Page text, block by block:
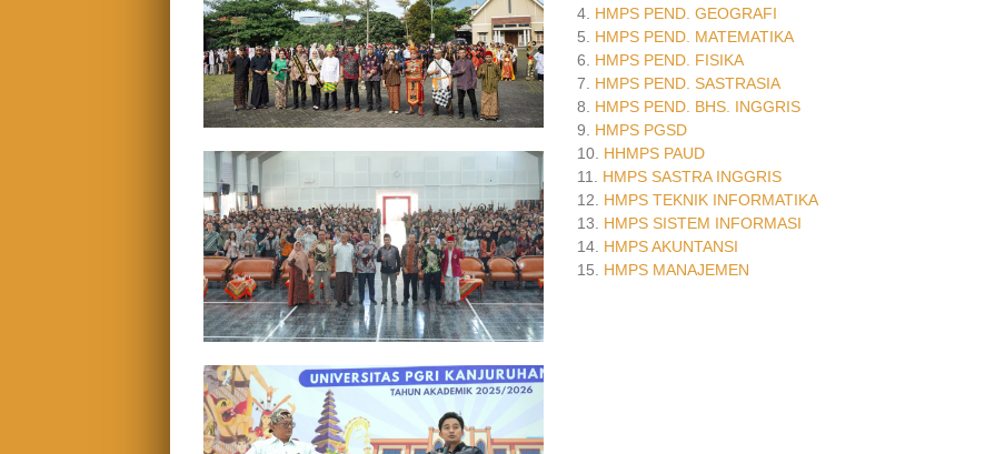
4. HMPS PEND. GEOGRAFI
5. HMPS PEND. MATEMATIKA
6. HMPS PEND. FISIKA
7. HMPS PEND. SASTRASIA
8. HMPS PEND. BHS. INGGRIS
9. HMPS PGSD
10. HHMPS PAUD
11. HMPS SASTRA INGGRIS
12. HMPS TEKNIK INFORMATIKA
13.
HMPS SISTEM INFORMASI
14. HMPS AKUNTANSI
15. HMPS MANAJEMEN